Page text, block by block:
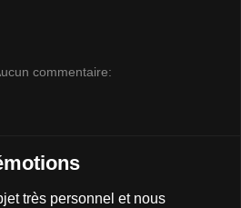
commentaire:
très personnel et nous